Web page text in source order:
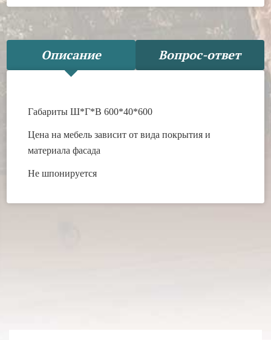
Описание Вопрос-ответ
Габариты Ш*Г*В 600*40*600
Цена на мебель зависит от вида покрытия и
материала фасада
Не шпонируется